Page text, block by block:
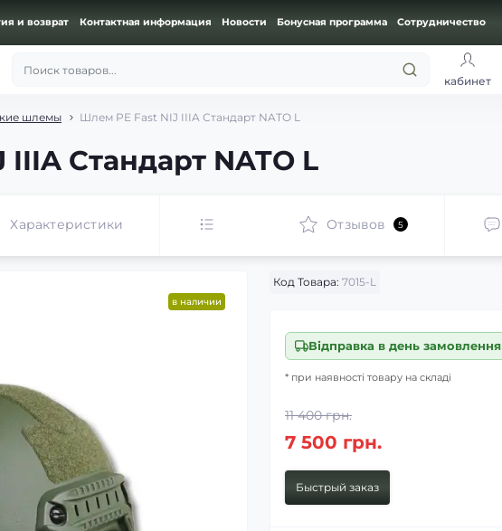
и возврат Контактная информация Новости Бонусная программа Сотрудничество
Поиск товаров...
кабинет
шлемы Шлем PE Fast NIJ IIIA Стандарт NATO L
Стандарт NATO L
Характеристики Отзывов 5
в наличии
Код Товара: 7015-L
Відправка в день замовлення
* при наявності товару на складі
11 400 грн.
7 500 грн.
Быстрый заказ